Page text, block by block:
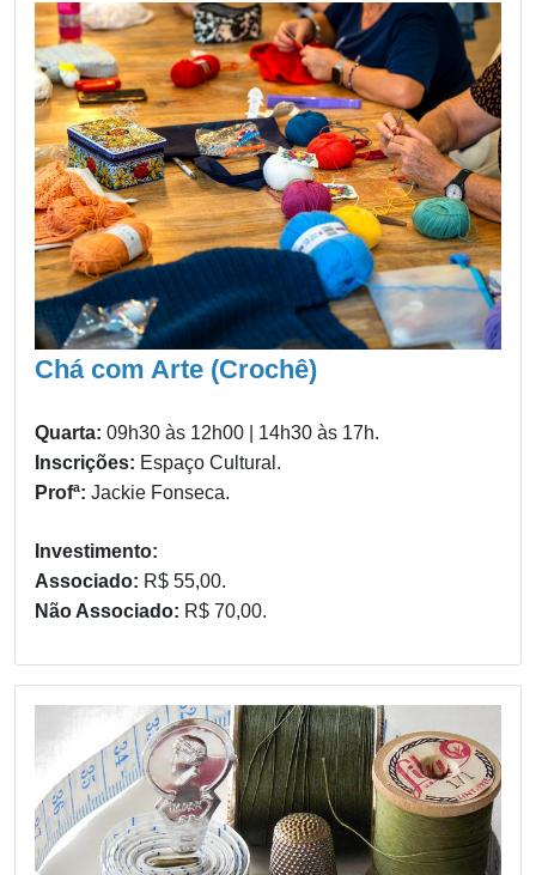
Chá com Arte (Crochê)
Quarta: 09h30 às 12h00 | 14h30 às 17h.
Inscrições: Espaço Cultural.
Profª: Jackie Fonseca.
Investimento:
Associado: R$ 55,00.
Não Associado: R$ 70,00.